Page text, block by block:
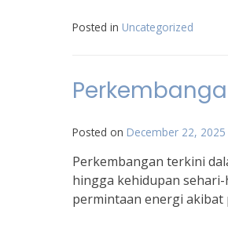
Posted in Uncategorized
Posted on December 22, 2025
Perkembangan terkini
hingga kehidupan
permintaan energi akibat